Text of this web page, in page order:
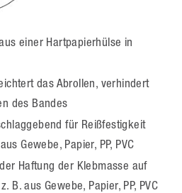
einer Hartpapierhülse in
das Abrollen, verhindert
des Bandes
für Reißfestigkeit
Gewebe, Papier, PP, PVC
Haftung der Klebmasse auf
B. aus Gewebe, Papier, PP, PVC